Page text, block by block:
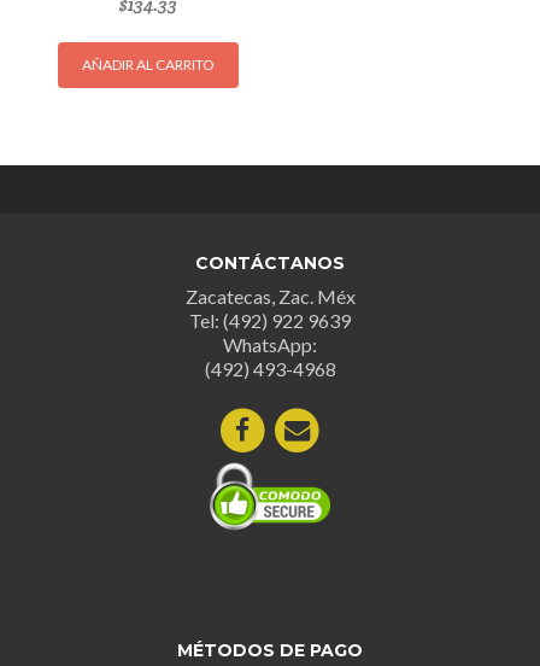
AÑADIR AL CARRITO
CONTÁCTANOS
Zacatecas, Zac. Méx
Tel: (492) 922 9639
WhatsApp:
(492) 493-4968
MÉTODOS DE PAGO